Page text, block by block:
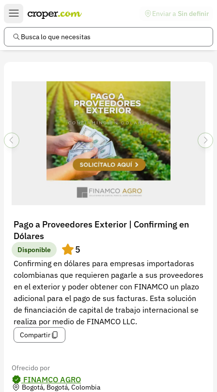
Enviar a Sin definir
Busca lo que necesitas
Pago a Proveedores Exterior | Confirming en
Dólares
Disponible 5
Confirming en dólares para empresas importadoras
colombianas que requieren pagarle a sus proveedores
en el exterior y poder obtener con FINAMCO un plazo
adicional para el pago de sus facturas. Esta solución
de financiación de capital de trabajo internacional se
realiza por medio de FINAMCO LLC.
Compartir
Ofrecido por
FINAMCO AGRO
Bogotá, Bogotá, Colombia
Enlaces de interés
Preguntas frecuentes
Información legal
Términos y condiciones
Política de devoluciones
Política de privacidad
Iniciar sesión
Recuperar contraseña
Contacto
Soporte
+57 323 2931928
contacto@croper.com
© 2026 Croper.com Todos los derechos reservados
Versión 5.44.0
Síguenos